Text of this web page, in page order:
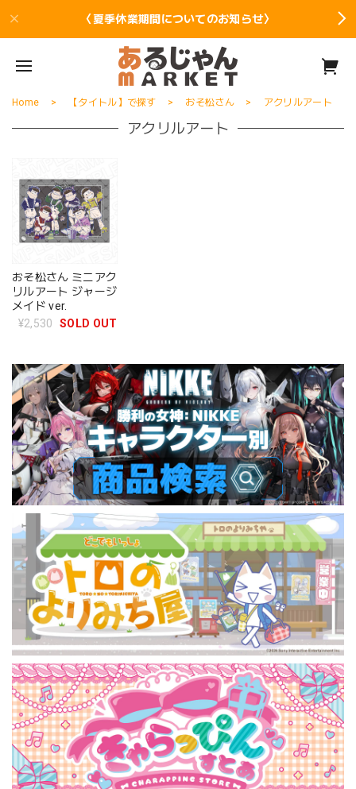
〈夏季休業期間についてのお知らせ〉
Home 【タイトル】で探す おそ松さん アクリルアート
アクリルアート
おそ松さん ミニアク
リルアート ジャージ
メイド ver.
¥2,530
SOLD OUT